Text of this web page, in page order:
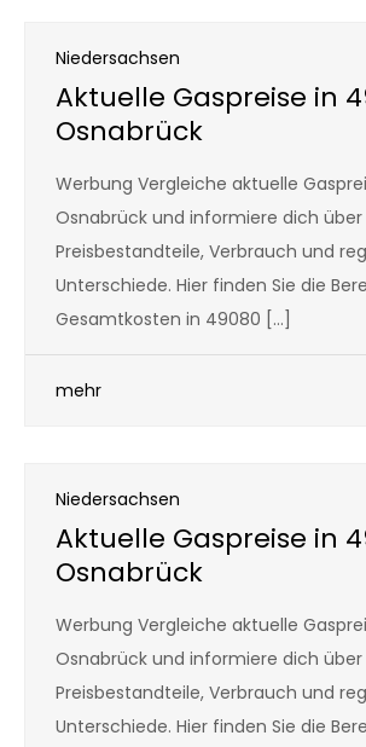
Niedersachsen
Aktuelle Gaspreise in
Osnabrück
Werbung Vergleiche aktuelle
Osnabrück und informiere dich über
Preisbestandteile, Verbrauch und
Unterschiede. Hier finden Sie die
Gesamtkosten in 49080 […]
mehr
Niedersachsen
Aktuelle Gaspreise in
Osnabrück
Werbung Vergleiche aktuelle
Osnabrück und informiere dich über
Preisbestandteile, Verbrauch und
Unterschiede. Hier finden Sie die